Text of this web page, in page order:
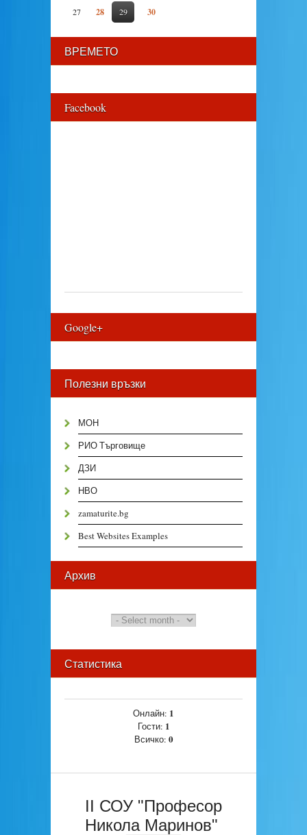
27 28 29 30
ВРЕМЕТО
Facebook
Google+
Полезни връзки
МОН
РИО Търговище
ДЗИ
НВО
zamaturite.bg
Best Websites Examples
Архив
Статистика
Онлайн: 1
Гости: 1
Всичко: 0
II СОУ "Професор
Никола Маринов"